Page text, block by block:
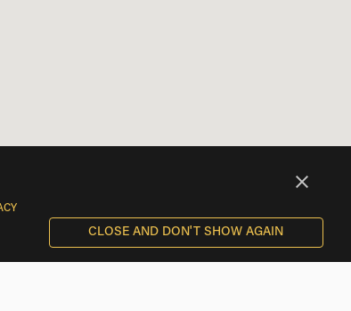
CLOSE AND DON'T SHOW AGAIN